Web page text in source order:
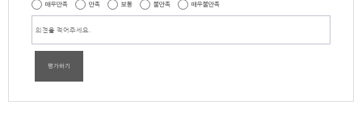
매우만족 만족 보통 불만족 매우불만족
평가하기